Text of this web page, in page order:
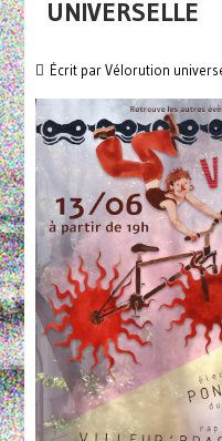
UNIVERSELLE
Écrit parVélorution